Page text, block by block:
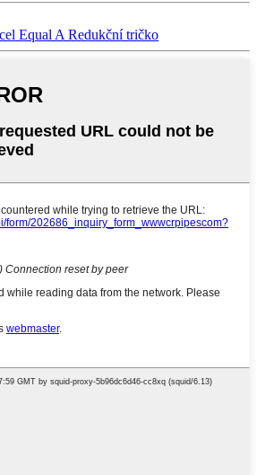
Equal A Redukční tričko